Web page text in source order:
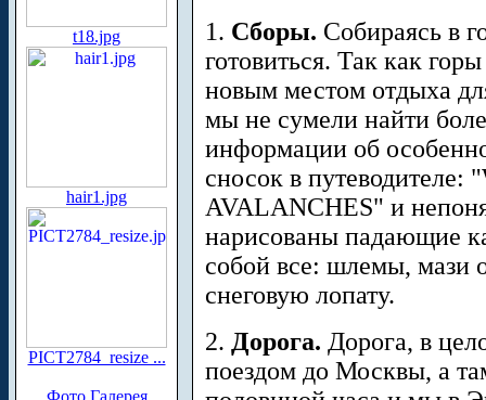
t18.jpg
hair1.jpg
PICT2784_resize ...
Фото Галерея
1. Сборы. Собираясь в
готовиться. Так как
новым местом отдыха
мы не сумели найти
информации об
сносок в
AVALANCHES" и
нарисованы падающие
собой все: шлемы, мази
снеговую лопату.
2. Дорога. Дорога, в
поездом до Москвы, а